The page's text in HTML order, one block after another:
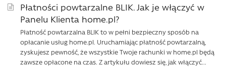
Płatności powtarzalne BLIK. Jak je włączyć w
Panelu Klienta home.pl?
Płatność powtarzalna BLIK to w pełni bezpieczny sposób na
opłacanie usług home.pl. Uruchamiając płatność powtarzalną,
zyskujesz pewność, że wszystkie Twoje rachunki w home.pl będą
zawsze opłacone na czas. Z artykułu dowiesz się, jak włączyć...